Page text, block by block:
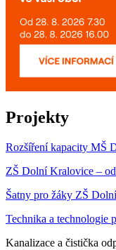
Projekty
Rozšíření kapacity MŠ
ZŠ Dolní Kralovice –
Šatny pro žáky ZŠ
Technika a technologie
Kanalizace a čistička